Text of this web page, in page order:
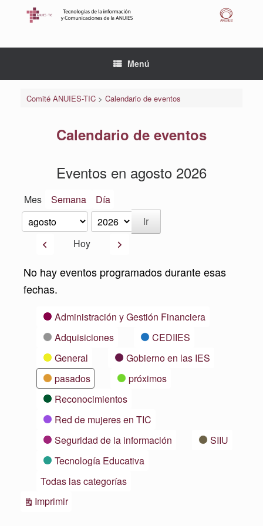
Menú
Comité ANUIES-TIC> Calendario de eventos
Calendario de eventos
Eventos en agosto 2026
Mes Semana Día
Mes
Año
AnteriorHoy Siguiente
No hay eventos programados durante esas
fechas.
CategoríasAdministración y Gestión Financiera
Adquisiciones
CEDIIES
General
Gobierno en las IES
pasados
próximos
Reconocimientos
Red de mujeres en TIC
Seguridad de la información
SIIU
Tecnología Educativa
Todas las categorías
ImprimirVistas